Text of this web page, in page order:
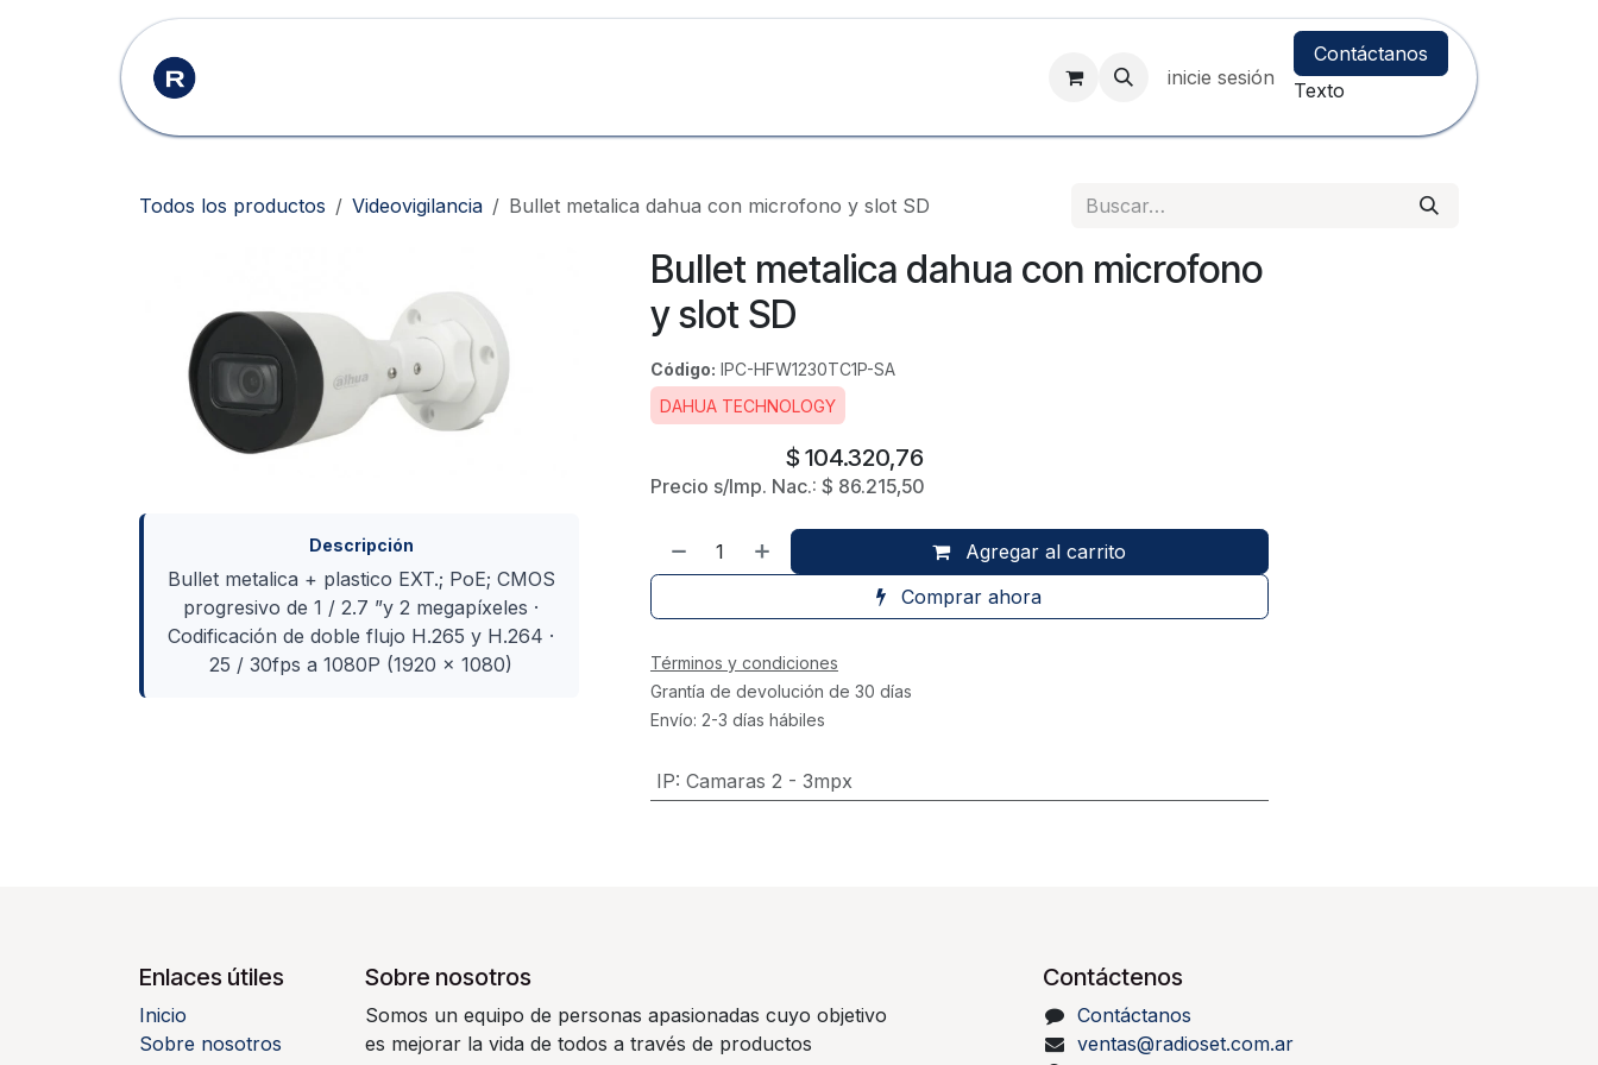
inicie sesión
Contáctanos
Texto
Todos los productos Videovigilancia Bullet metalica dahua con microfono y slot SD
Descripción
Bullet metalica + plastico EXT.; PoE; CMOS
progresivo de 1 / 2.7 ”y 2 megapíxeles ·
Codificación de doble flujo H.265 y H.264 ·
25 / 30fps a 1080P (1920 × 1080)
Bullet metalica dahua con microfono
y slot SD
Código: IPC-HFW1230TC1P-SA
DAHUA TECHNOLOGY
$ 104.320,76
Precio s/Imp. Nac.: $ 86.215,50
Agregar al carrito
Comprar ahora
Términos y condiciones
Grantía de devolución de 30 días
Envío: 2-3 días hábiles
IP: Camaras 2 - 3mpx
Enlaces útiles
Inicio
Sobre nosotros
Sobre nosotros
Somos un equipo de personas apasionadas cuyo objetivo
es mejorar la vida de todos a través de productos
Contáctenos
Contáctanos
ventas@radioset.com.ar